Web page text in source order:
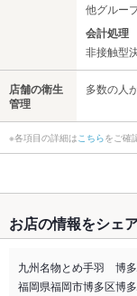
他グルー
会計処理
非接触型
店舗の衛生
管理
多数の人
※各項目の詳細はこちらをご確
禁煙・喫煙 全席禁煙
喫煙専用室 なし
お店の情報をシェ
九州名物とめ手羽 博
福岡県福岡市博多区博